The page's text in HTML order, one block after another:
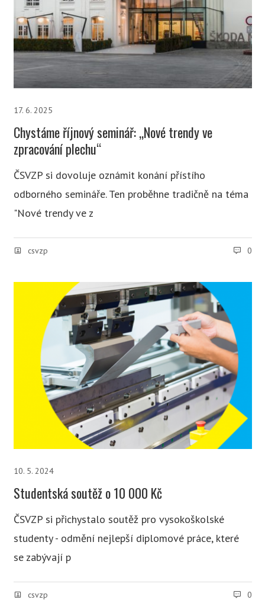
17. 6. 2025
Chystáme říjnový seminář: „Nové trendy ve
zpracování plechu“
ČSVZP si dovoluje oznámit konání přístího
odborného semináře. Ten proběhne tradičně na téma
"Nové trendy ve z
csvzp 0
10. 5. 2024
Studentská soutěž o 10 000 Kč
ČSVZP si přichystalo soutěž pro vysokoškolské
studenty - odmění nejlepší diplomové práce, které
se zabývají p
csvzp 0